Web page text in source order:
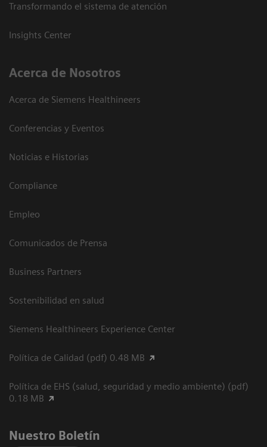
Transformando el sistema de atención
Insights Center
Acerca de Nosotros
Acerca de Siemens Healthineers
Conferencias y Eventos
Noticias e Historias
Compliance
Empleo
Comunicados de Prensa
Business Partners
Sostenibilidad en salud
Siemens Healthineers Experience Center
Política de Calidad (pdf) 0.48 MB
Política de EHS (salud, seguridad y medio ambiente) (pdf)
0.18 MB
Nuestro Boletín